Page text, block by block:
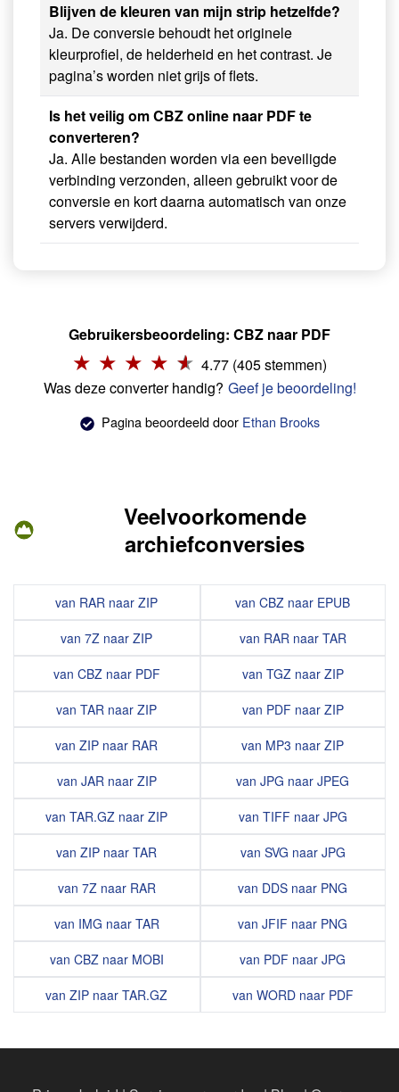
Blijven de kleuren van mijn strip hetzelfde?
Ja. De conversie behoudt het originele
kleurprofiel, de helderheid en het contrast. Je
pagina’s worden niet grijs of flets.
Is het veilig om CBZ online naar PDF te
converteren?
Ja. Alle bestanden worden via een beveiligde
verbinding verzonden, alleen gebruikt voor de
conversie en kort daarna automatisch van onze
servers verwijderd.
Gebruikersbeoordeling: CBZ naar PDF
4.77 (405 stemmen)
Was deze converter handig? Geef je beoordeling!
Pagina beoordeeld door Ethan Brooks
Veelvoorkomende
archiefconversies
van RAR naar ZIP
van 7Z naar ZIP
van CBZ naar PDF
van TAR naar ZIP
van ZIP naar RAR
van JAR naar ZIP
van TAR.GZ naar ZIP
van ZIP naar TAR
van 7Z naar RAR
van IMG naar TAR
van CBZ naar MOBI
van ZIP naar TAR.GZ
van CBZ naar EPUB
van RAR naar TAR
van TGZ naar ZIP
van PDF naar ZIP
van MP3 naar ZIP
van JPG naar JPEG
van TIFF naar JPG
van SVG naar JPG
van DDS naar PNG
van JFIF naar PNG
van PDF naar JPG
van WORD naar PDF